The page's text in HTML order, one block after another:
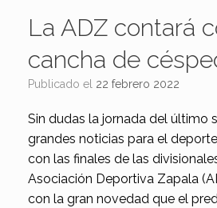
La ADZ contará
cancha de
Publicado el 22 febrero 2022
Sin dudas la jornada del último
grandes noticias para el
con las finales de las
Asociación Deportiva Zapala
con la gran novedad que el